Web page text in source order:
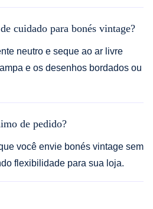
cuidado para bonés vintage?
neutro e seque ao ar livre
e os desenhos bordados ou
de pedido?
você envie bonés vintage sem
flexibilidade para sua loja.